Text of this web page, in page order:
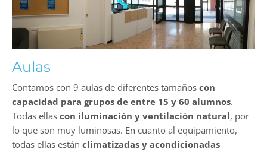
Aulas
Contamos con 9 aulas de diferentes tamaños con
capacidad para grupos de entre 15 y 60 alumnos.
Todas ellas con iluminación y ventilación natural, por
lo que son muy luminosas. En cuanto al equipamiento,
todas ellas están climatizadas y acondicionadas